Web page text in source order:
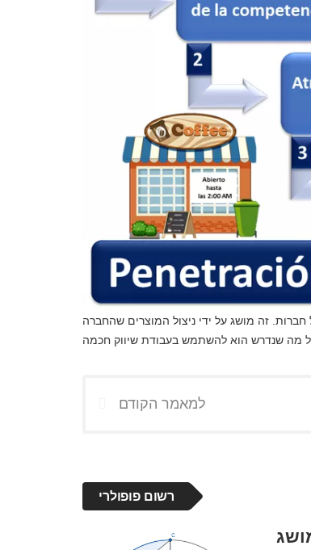
חברות. זה מושג על ידי ניצול המוצרים שהחברה
למאמר הקודם
רשום פופולרי